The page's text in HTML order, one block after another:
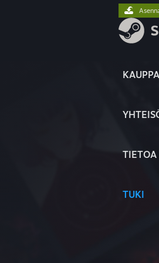
KAUPPA
TIETOA
TUKI